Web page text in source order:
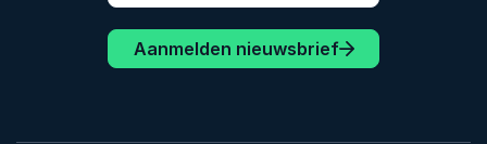
Aanmelden nieuwsbrief